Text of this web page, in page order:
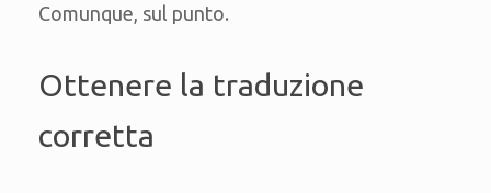
Comunque, sul punto.
Ottenere la traduzione
corretta